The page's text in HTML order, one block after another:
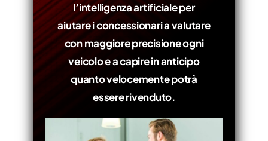
l’intelligenza artificialeper
aiutare i concessionari a valutare
con maggiore precisione ogni
veicolo e a capire in anticipo
quanto velocemente potrà
essere rivenduto.